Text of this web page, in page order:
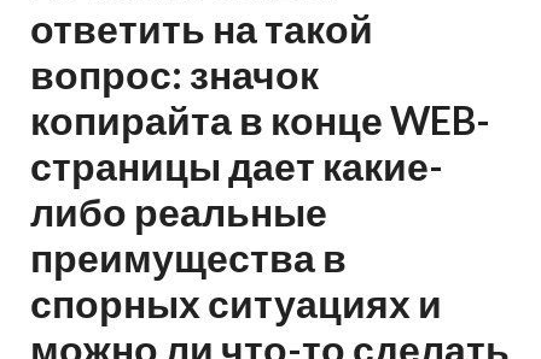
ответить на такой
вопрос: значок
копирайта в конце WEB-
страницы дает какие-
либо реальные
преимущества в
спорных ситуациях и
можно ли что-то сделать